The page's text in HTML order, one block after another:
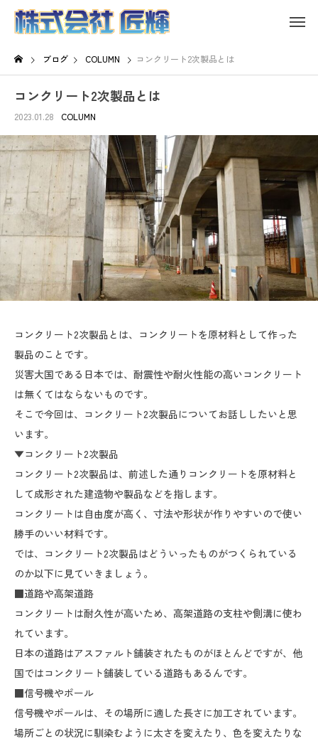
ブログ COLUMN コンクリート2次製品とは
コンクリート2次製品とは
2023.01.28 COLUMN
コンクリート2次製品とは、コンクリートを原材料として作った
製品のことです。
災害大国である日本では、耐震性や耐火性能の高いコンクリート
は無くてはならないものです。
そこで今回は、コンクリート2次製品についてお話ししたいと思
います。
▼コンクリート2次製品
コンクリート2次製品は、前述した通りコンクリートを原材料と
して成形された建造物や製品などを指します。
コンクリートは自由度が高く、寸法や形状が作りやすいので使い
勝手のいい材料です。
では、コンクリート2次製品はどういったものがつくられている
のか以下に見ていきましょう。
■道路や高架道路
コンクリートは耐久性が高いため、高架道路の支柱や側溝に使わ
れています。
日本の道路はアスファルト舗装されたものがほとんどですが、他
国ではコンクリート舗装している道路もあるんです。
■信号機やポール
信号機やポールは、その場所に適した長さに加工されています。
場所ごとの状況に馴染むように太さを変えたり、色を変えたりな